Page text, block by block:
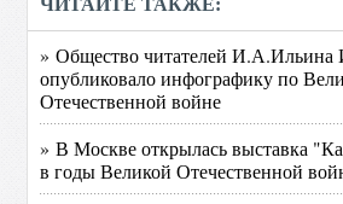
ЧИТАЙТЕ ТАКЖЕ:
» Общество читателей
опубликовало инфографику по
Отечественной войне
» В Москве открылась выставка
в годы Великой Отечественной